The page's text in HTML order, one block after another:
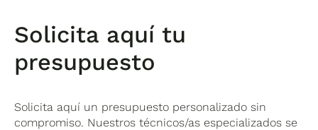
Solicita aquí tu
presupuesto
Solicita aquí un presupuesto personalizado sin
compromiso. Nuestros técnicos/as especializados se